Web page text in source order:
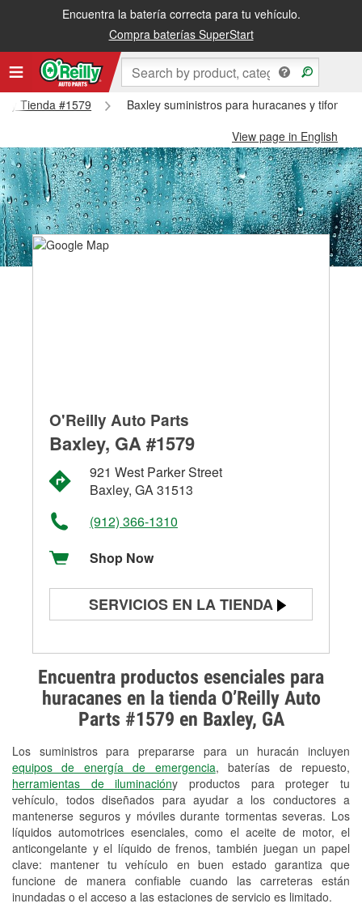
Encuentra la batería correcta para tu vehículo.
Compra baterías SuperStart
Tienda #1579
Baxley suministros para huracanes y tifones
View page in English
Encuentra productos esenciales para
huracanes en la tienda O’Reilly Auto
Parts #1579 en Baxley, GA
Los suministros para prepararse para un huracán incluyen
equipos de energía de emergencia, baterías de repuesto,
herramientas de iluminacióny productos para proteger tu
vehículo, todos diseñados para ayudar a los conductores a
mantenerse seguros y móviles durante tormentas severas. Los
líquidos automotrices esenciales, como el aceite de motor, el
anticongelante y el líquido de frenos, también juegan un papel
clave: mantener tu vehículo en buen estado garantiza que
funcione de manera confiable cuando las carreteras están
inundadas o el acceso a las estaciones de servicio es limitado.
O'Reilly Auto Parts
Baxley, GA #1579
921 West Parker Street
Baxley, GA 31513
(912) 366-1310
Shop Now
SERVICIOS EN LA TIENDA
Prueba de alternadores y
arrancadores
Revisión de la luz "Check Engine"
Reciclaje de baterías y aceite
Instalación de bombillas de faros
Instalación de limpiaparabrisas
Programa de Préstamo de
Herramientas
Rectificación de tambores y discos de